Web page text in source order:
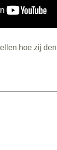
hoe zij